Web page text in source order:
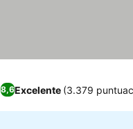
8,6Excelente (3.379